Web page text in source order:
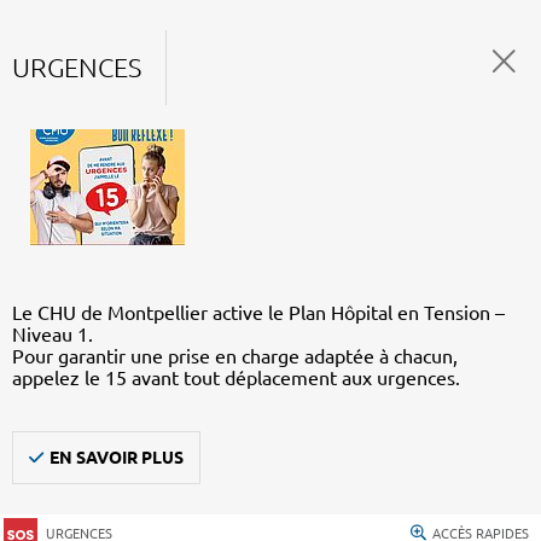
URGENCES
Le CHU de Montpellier active le Plan Hôpital en Tension –
Niveau 1.
Pour garantir une prise en charge adaptée à chacun,
appelez le 15 avant tout déplacement aux urgences.
EN SAVOIR PLUS
URGENCES ACCÈS RAPIDES